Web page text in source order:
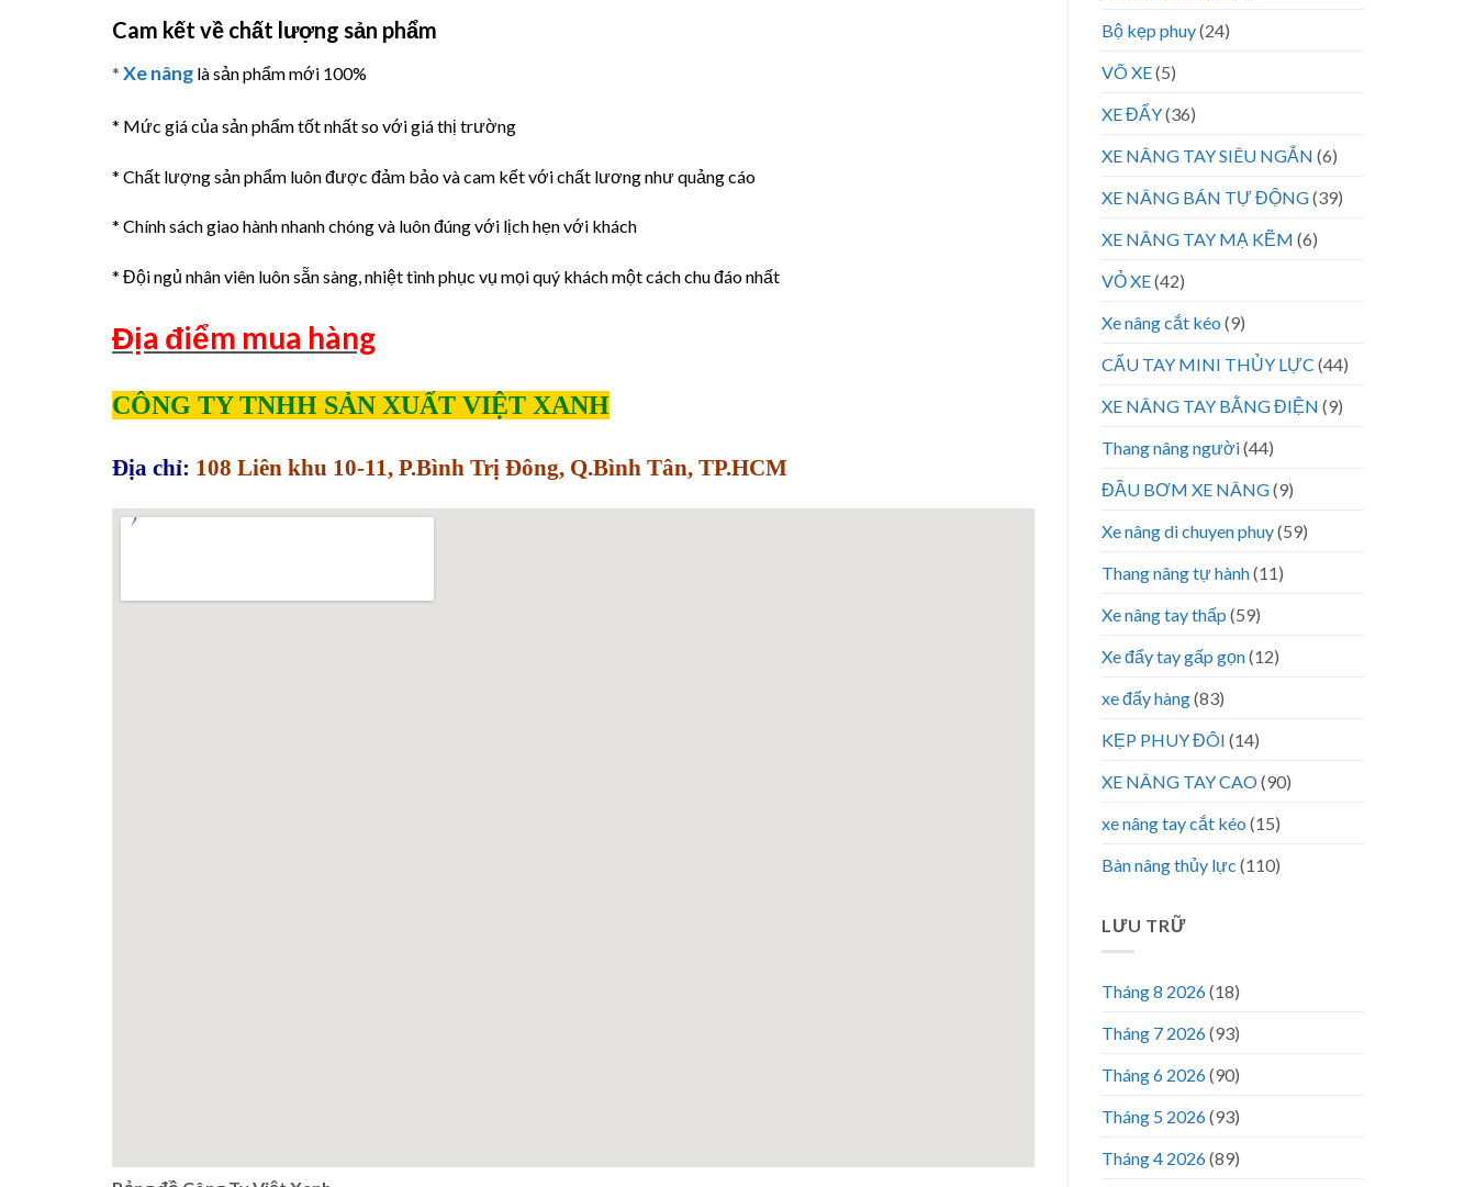
Cam kết về chất lượng sản phẩm
* Xe nâng là sản phẩm mới 100%
* Mức giá của sản phẩm tốt nhất so với giá thị trường
* Chất lượng sản phẩm luôn được đảm bảo và cam kết với chất lương như quảng cáo
* Chính sách giao hành nhanh chóng và luôn đúng với lịch hẹn với khách
* Đội ngủ nhân viên luôn sẵn sàng, nhiệt tình phục vụ mọi quý khách một cách chu đáo nhất
Địa điểm mua hàng
CÔNG TY TNHH SẢN XUẤT VIỆT XANH
Địa chỉ: 108 Liên khu 10-11, P.Bình Trị Đông, Q.Bình Tân, TP.HCM
Bộ kẹp phuy(24)
VÕ XE(5)
XE ĐẨY(36)
XE NÂNG TAY SIÊU NGẮN (6)
XE NÂNG BÁN TỰ ĐỘNG(39)
XE NÂNG TAY MẠ KẼM (6)
VỎ XE(42)
Xe nâng cắt kéo (9)
CẨU TAY MINI THỦY LỰC (44)
XE NÂNG TAY BẰNG ĐIỆN (9)
Thang nâng người(44)
ĐẦU BƠM XE NÂNG(9)
Xe nâng di chuyen phuy(59)
Thang nâng tự hành(11)
Xe nâng tay thấp (59)
Xe đẩy tay gấp gọn(12)
xe đẩy hàng(83)
KẸP PHUY ĐÔI (14)
XE NÂNG TAY CAO(90)
xe nâng tay cắt kéo (15)
Bàn nâng thủy lực (110)
LƯU TRỮ
Tháng 8 2026(18)
Tháng 7 2026(93)
Tháng 6 2026(90)
Tháng 5 2026(93)
Tháng 4 2026(89)